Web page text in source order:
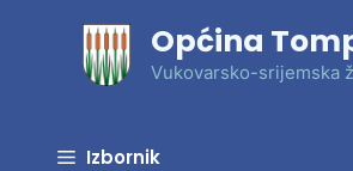
Općina
Vukovarsko-srijemska
Izbornik